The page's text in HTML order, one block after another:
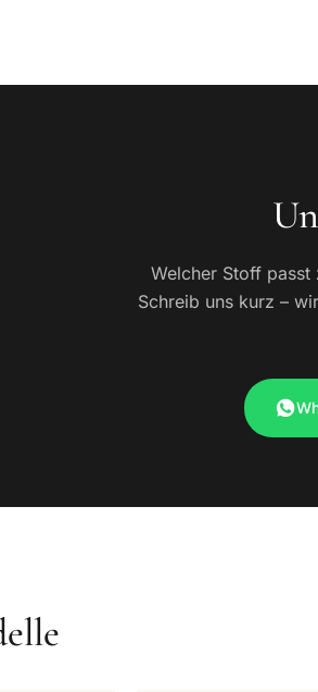
Welcher Stoff passt
Schreib uns kurz –